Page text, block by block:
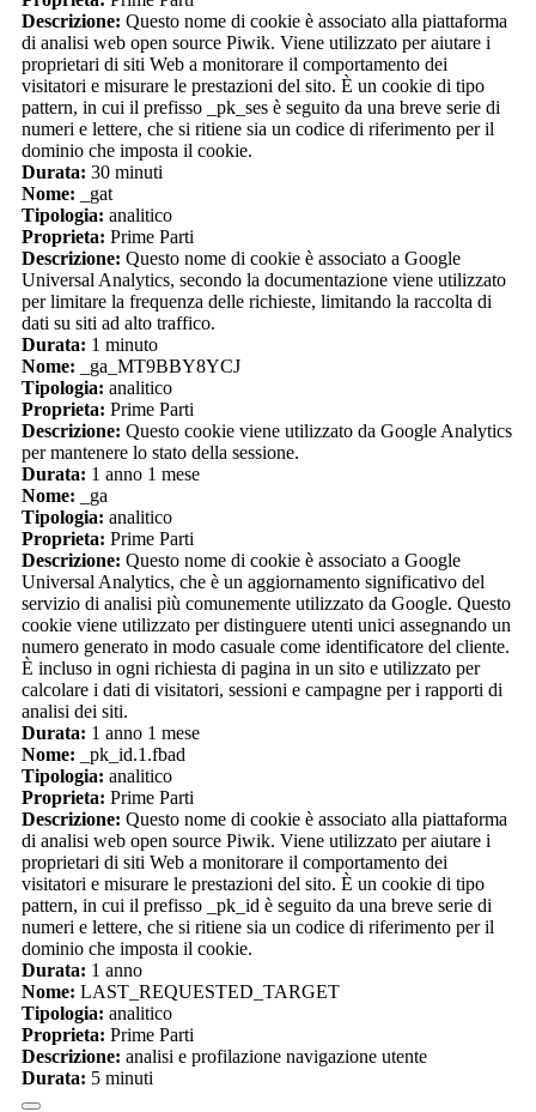
Descrizione: Questo nome di cookie è associato alla piattaforma
di analisi web open source Piwik. Viene utilizzato per aiutare i
proprietari di siti Web a monitorare il comportamento dei
visitatori e misurare le prestazioni del sito. È un cookie di tipo
pattern, in cui il prefisso _pk_ses è seguito da una breve serie di
numeri e lettere, che si ritiene sia un codice di riferimento per il
dominio che imposta il cookie.
Durata: 30 minuti
Nome: _gat
Tipologia: analitico
Proprieta: Prime Parti
Descrizione: Questo nome di cookie è associato a Google
Universal Analytics, secondo la documentazione viene utilizzato
per limitare la frequenza delle richieste, limitando la raccolta di
dati su siti ad alto traffico.
Durata: 1 minuto
Nome: _ga_MT9BBY8YCJ
Tipologia: analitico
Proprieta: Prime Parti
Descrizione: Questo cookie viene utilizzato da Google Analytics
per mantenere lo stato della sessione.
Durata: 1 anno 1 mese
Nome: _ga
Tipologia: analitico
Proprieta: Prime Parti
Descrizione: Questo nome di cookie è associato a Google
Universal Analytics, che è un aggiornamento significativo del
servizio di analisi più comunemente utilizzato da Google. Questo
cookie viene utilizzato per distinguere utenti unici assegnando un
numero generato in modo casuale come identificatore del cliente.
È incluso in ogni richiesta di pagina in un sito e utilizzato per
calcolare i dati di visitatori, sessioni e campagne per i rapporti di
analisi dei siti.
Durata: 1 anno 1 mese
Nome: _pk_id.1.fbad
Tipologia: analitico
Proprieta: Prime Parti
Descrizione: Questo nome di cookie è associato alla piattaforma
di analisi web open source Piwik. Viene utilizzato per aiutare i
proprietari di siti Web a monitorare il comportamento dei
visitatori e misurare le prestazioni del sito. È un cookie di tipo
pattern, in cui il prefisso _pk_id è seguito da una breve serie di
numeri e lettere, che si ritiene sia un codice di riferimento per il
dominio che imposta il cookie.
Durata: 1 anno
Nome: LAST_REQUESTED_TARGET
Tipologia: analitico
Proprieta: Prime Parti
Descrizione: analisi e profilazione navigazione utente
Durata: 5 minuti